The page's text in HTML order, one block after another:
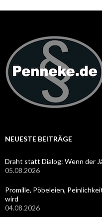
NEUESTE BEITRÄGE
Draht statt Dialog: Wenn der
05.08.2026
Promille, Pöbeleien,
wird
04.08.2026